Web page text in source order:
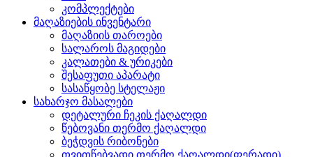
კომპლექტები
მაღაზიების ინვენტარი
მაღაზიის თაროები
სალაროს მაგიდები
კალათები & ურიკები
შესაფუთი აპარატი
სასაწყობე სტელაჟი
სახარჯო მასალები
დეტალური ჩეკის ქაღალდი
წებოვანი თერმო ქაღალდი
ბეჭდვის რიბონები
თვითწებვადი თერმო ქაღალდი(ფერადი)